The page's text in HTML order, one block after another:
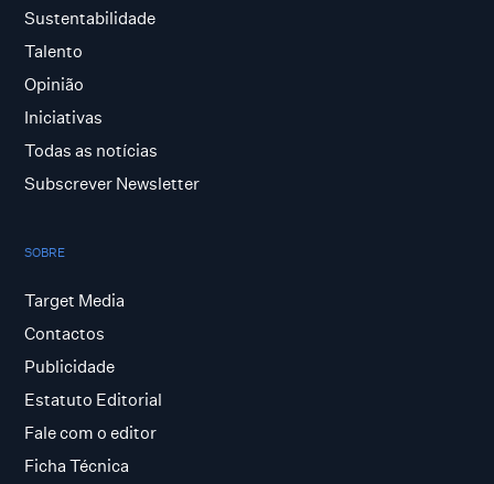
Sustentabilidade
Talento
Opinião
Iniciativas
Todas as notícias
Subscrever Newsletter
SOBRE
Target Media
Contactos
Publicidade
Estatuto Editorial
Fale com o editor
Ficha Técnica